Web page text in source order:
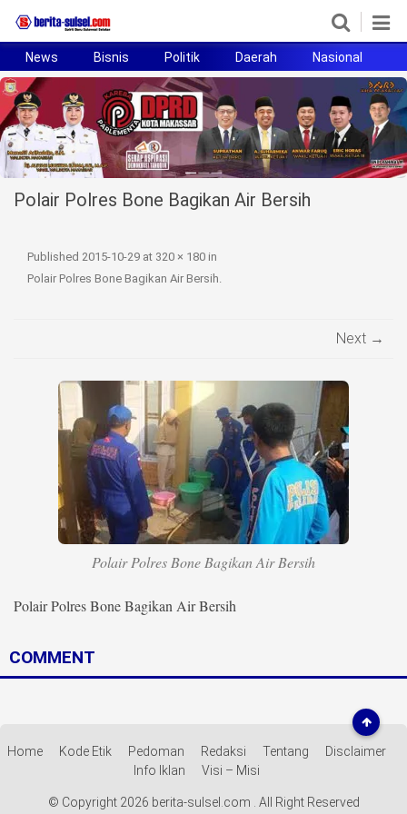
Home
News
Politik
Pendidikan
Bisnis
Life Style
Profil
Opini
Video
Disclaimer
News Bisnis Politik Daerah Nasional
Polair Polres Bone Bagikan Air Bersih
Published 2015-10-29 at 320 × 180 in
Polair Polres Bone Bagikan Air Bersih
Next →
Polair Polres Bone Bagikan Air Bersih
Polair Polres Bone Bagikan Air Bersih
COMMENT
Home Kode Etik Pedoman Redaksi Tentang
Disclaimer
Info Iklan
Visi – Misi
© Copyright 2026 berita-sulsel.com . All Right Reserved